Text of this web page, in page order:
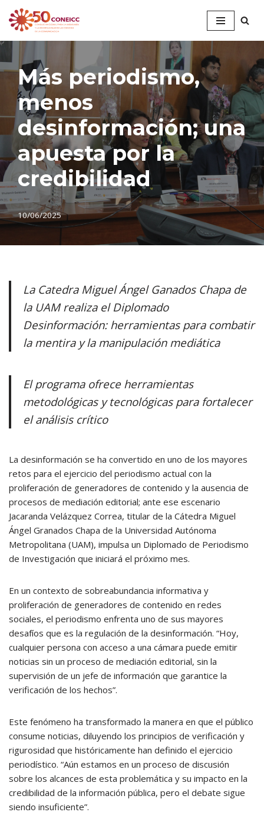
Saltar
contenido
Más periodismo,
menos
desinformación; una
apuesta por la
credibilidad
10/06/2025
La Catedra Miguel Ángel Ganados Chapa de
la UAM realiza el Diplomado
Desinformación: herramientas para combatir
la mentira y la manipulación mediática
El programa ofrece herramientas
metodológicas y tecnológicas para fortalecer
el análisis crítico
La desinformación se ha convertido en uno de los mayores
retos para el ejercicio del periodismo actual con la
proliferación de generadores de contenido y la ausencia de
procesos de mediación editorial; ante ese escenario
Jacaranda Velázquez Correa, titular de la Cátedra Miguel
Ángel Granados Chapa de la Universidad Autónoma
Metropolitana (UAM), impulsa un Diplomado de Periodismo
de Investigación que iniciará el próximo mes.
En un contexto de sobreabundancia informativa y
proliferación de generadores de contenido en redes
sociales, el periodismo enfrenta uno de sus mayores
desafíos que es la regulación de la desinformación. “Hoy,
cualquier persona con acceso a una cámara puede emitir
noticias sin un proceso de mediación editorial, sin la
supervisión de un jefe de información que garantice la
verificación de los hechos”.
Este fenómeno ha transformado la manera en que el público
consume noticias, diluyendo los principios de verificación y
rigurosidad que históricamente han definido el ejercicio
periodístico. “Aún estamos en un proceso de discusión
sobre los alcances de esta problemática y su impacto en la
credibilidad de la información pública, pero el debate sigue
siendo insuficiente”.